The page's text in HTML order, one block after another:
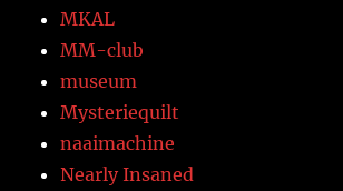
MKAL
MM-club
museum
Mysteriequilt
naaimachine
Nearly Insaned